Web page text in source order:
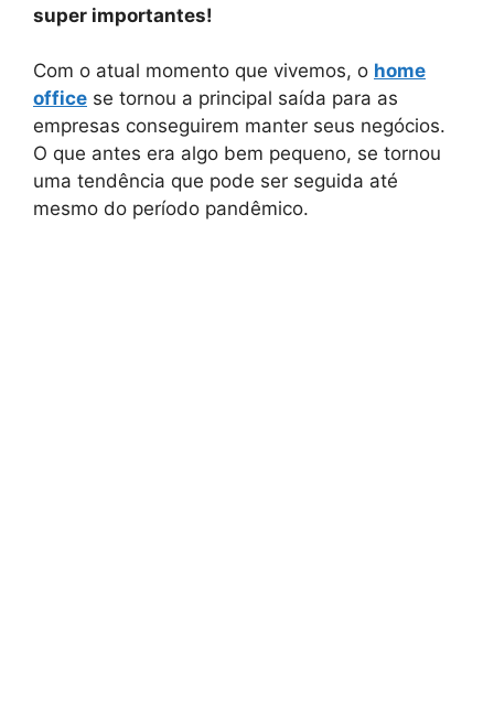
super importantes!
Com o atual momento que vivemos, o home
office se tornou a principal saída para as
empresas conseguirem manter seus negócios.
O que antes era algo bem pequeno, se tornou
uma tendência que pode ser seguida até
mesmo do período pandêmico.